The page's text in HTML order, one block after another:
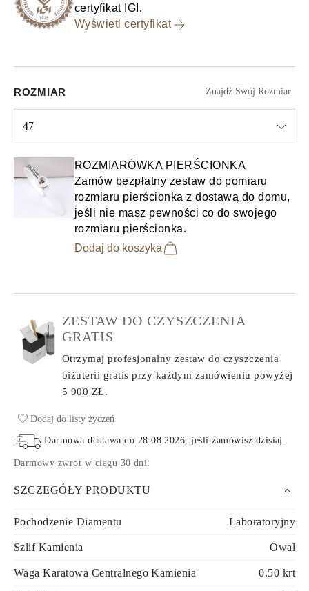
certyfikat IGI.
Wyświetl certyfikat
ROZMIAR Znajdź Swój Rozmiar
47
ROZMIARÓWKA PIERŚCIONKA
Zamów bezpłatny zestaw do pomiaru
rozmiaru pierścionka z dostawą do domu,
jeśli nie masz pewności co do swojego
rozmiaru pierścionka.
Dodaj do koszyka
ZESTAW DO CZYSZCZENIA
GRATIS
Otrzymaj profesjonalny zestaw do czyszczenia
biżuterii gratis przy każdym zamówieniupowyżej
5 900 ZŁ.
Dodaj do listy życzeń
Darmowa dostawa do 28.08.2026 , jeśli zamówisz dzisiaj
Darmowy zwrot w ciągu 30 dni
SZCZEGÓŁY PRODUKTU
Pochodzenie Diamentu Laboratoryjny
Szlif Kamienia Owal
Waga Karatowa Centralnego Kamienia 0.50 krt